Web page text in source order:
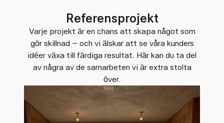
Referensprojekt
Varje projekt är en chans att skapa något som
gör skillnad – och vi älskar att se våra kunders
idéer växa till färdiga resultat. Här kan du ta del
av några av de samarbeten vi är extra stolta
över.